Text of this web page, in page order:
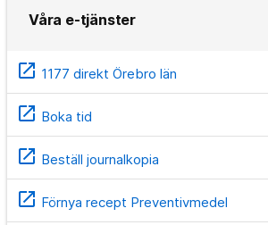
Våra e-tjänster
open_in_new 1177 direkt Örebro län
open_in_new Boka tid
open_in_new Beställ journalkopia
open_in_new Förnya recept Preventivmedel